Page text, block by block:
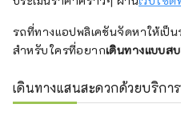
รถที่ทางแอปพลิเคชันจัดหาให้เป็
สำหรับใครที่อยากเดินทางแบบส
เดินทางแสนสะดวกด้วยบริกา